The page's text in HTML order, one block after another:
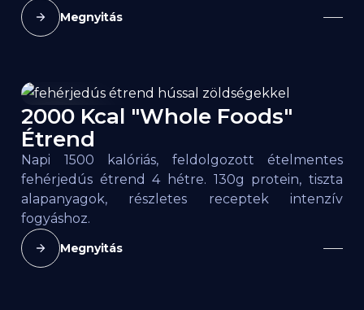
Megnyitás
1500kcal
2000 Kcal "Whole Foods"
Étrend
Napi 1500 kalóriás, feldolgozott ételmentes
fehérjedús étrend 4 hétre. 130g protein, tiszta
alapanyagok, részletes receptek intenzív
fogyáshoz.
Megnyitás